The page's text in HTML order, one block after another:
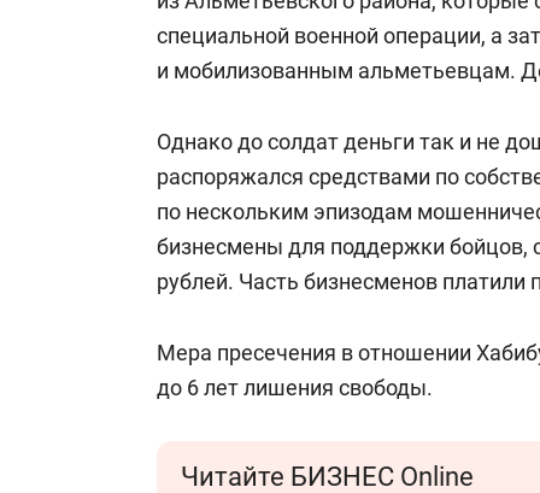
специальной военной операции, а
и мобилизованным альметьевцам.
Однако до солдат деньги так и не
распоряжался средствами по
по нескольким эпизодам
бизнесмены для поддержки бойцов,
рублей. Часть бизнесменов платили
Мера пресечения в отношении
до 6 лет лишения свободы.
Читайте БИЗНЕС Online